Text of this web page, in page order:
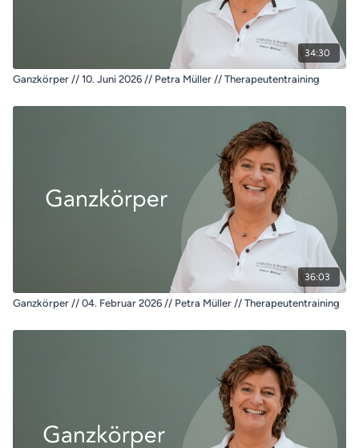
34:30
Ganzkörper // 10. Juni 2026 // Petra Müller // Therapeutentraining
36:03
Ganzkörper // 04. Februar 2026 // Petra Müller // Therapeutentraining